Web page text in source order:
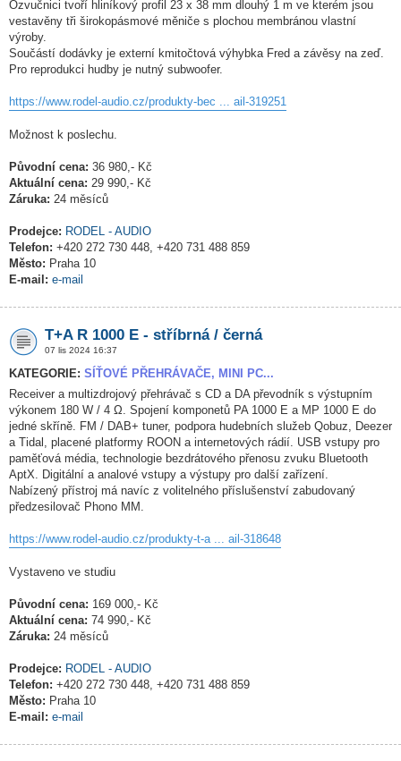
Ozvučnici tvoří hliníkový profil 23 x 38 mm dlouhý 1 m ve kterém jsou
vestavěny tři širokopásmové měniče s plochou membránou vlastní
výroby.
Součástí dodávky je externí kmitočtová výhybka Fred a závěsy na zeď.
Pro reprodukci hudby je nutný subwoofer.
https://www.rodel-audio.cz/produkty-bec ... ail-319251
Možnost k poslechu.
Původní cena: 36 980,- Kč
Aktuální cena: 29 990,- Kč
Záruka: 24 měsíců
Prodejce: RODEL - AUDIO
Telefon: +420 272 730 448, +420 731 488 859
Město: Praha 10
E-mail: e-mail
T+A R 1000 E - stříbrná / černá
07 lis 2024 16:37
KATEGORIE: SÍŤOVÉ PŘEHRÁVAČE, MINI PC...
Receiver a multizdrojový přehrávač s CD a DA převodník s výstupním
výkonem 180 W / 4 Ω. Spojení komponetů PA 1000 E a MP 1000 E do
jedné skříně. FM / DAB+ tuner, podpora hudebních služeb Qobuz, Deezer
a Tidal, placené platformy ROON a internetových rádií. USB vstupy pro
paměťová média, technologie bezdrátového přenosu zvuku Bluetooth
AptX. Digitální a analové vstupy a výstupy pro další zařízení.
Nabízený přístroj má navíc z volitelného příslušenství zabudovaný
předzesilovač Phono MM.
https://www.rodel-audio.cz/produkty-t-a ... ail-318648
Vystaveno ve studiu
Původní cena: 169 000,- Kč
Aktuální cena: 74 990,- Kč
Záruka: 24 měsíců
Prodejce: RODEL - AUDIO
Telefon: +420 272 730 448, +420 731 488 859
Město: Praha 10
E-mail: e-mail